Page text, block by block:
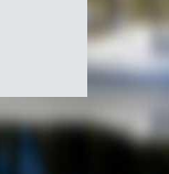
Symbole
du
Canada